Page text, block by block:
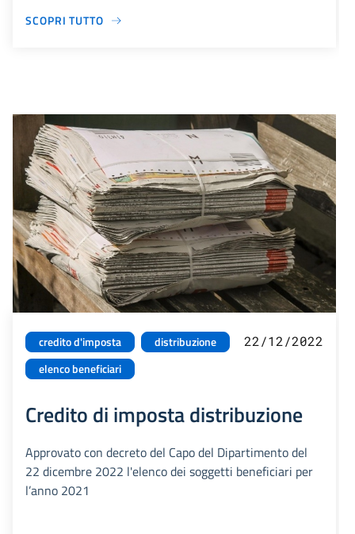
SCOPRI TUTTO
credito d'imposta
distribuzione
elenco beneficiari
22/12/2022
Credito di imposta distribuzione
Approvato con decreto del Capo del Dipartimento del
22 dicembre 2022 l'elenco dei soggetti beneficiari per
l’anno 2021